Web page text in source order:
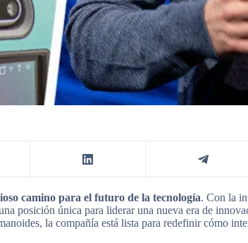
camino para el futuro de la tecnología. Con la
posición única para liderar una nueva era de
la compañía está lista para redefinir cómo